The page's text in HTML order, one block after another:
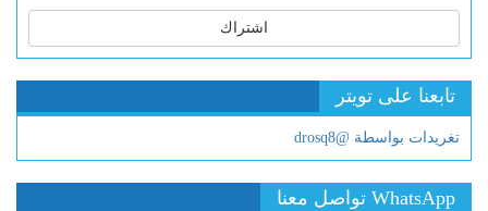
اشتراك
تابعنا على تويتر
تغريدات بواسطة @drosq8
WhatsApp تواصل معنا